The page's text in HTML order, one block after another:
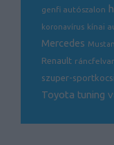
genfi autószalon
koronavírus kínai
Mercedes
Renault
szuper-sportkocsi
Toyota tuning